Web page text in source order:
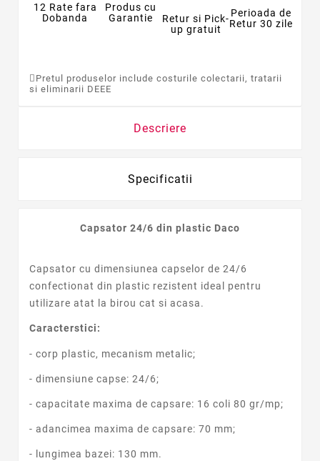
12 Rate fara
Dobanda
Produs cu
Garantie
Retur si Pick-
up gratuit
Perioada de
Retur 30 zile
Pretul produselor include costurile colectarii, tratarii
si eliminarii DEEE
Descriere
Specificatii
Capsator 24/6 din plastic Daco
Capsator cu dimensiunea capselor de 24/6
confectionat din plastic rezistent ideal pentru
utilizare atat la birou cat si acasa.
Caracterstici:
- corp plastic, mecanism metalic;
- dimensiune capse: 24/6;
- capacitate maxima de capsare: 16 coli 80 gr/mp;
- adancimea maxima de capsare: 70 mm;
- lungimea bazei: 130 mm.